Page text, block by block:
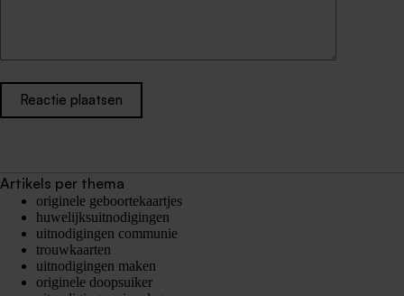
Reactie plaatsen
Artikels per thema
originele geboortekaartjes
huwelijksuitnodigingen
uitnodigingen communie
trouwkaarten
uitnodigingen maken
originele doopsuiker